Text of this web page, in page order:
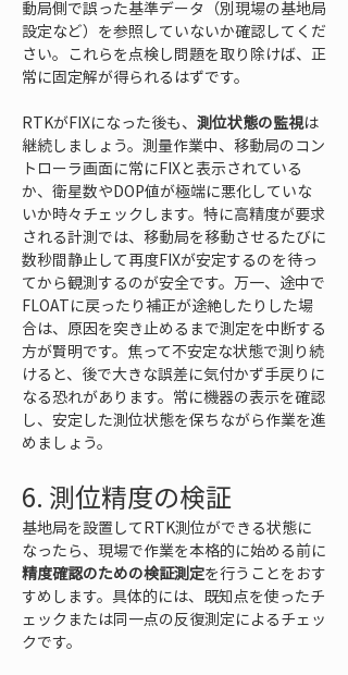
動局側で誤った基準データ（別現場の基地局
設定など）を参照していないか確認してくだ
さい。これらを点検し問題を取り除けば、正
常に固定解が得られるはずです。
RTKがFIXになった後も、 測位状態の監視は
継続しましょう。測量作業中、移動局のコン
トローラ画面に常にFIXと表示されている
か、衛星数やDOP値が極端に悪化していな
いか時々チェックします。特に高精度が要求
される計測では、移動局を移動させるたびに
数秒間静止して再度FIXが安定するのを待っ
てから観測するのが安全です。万一、途中で
FLOATに戻ったり補正が途絶したりした場
合は、原因を突き止めるまで測定を中断する
方が賢明です。焦って不安定な状態で測り続
けると、後で大きな誤差に気付かず手戻りに
なる恐れがあります。常に機器の表示を確認
し、安定した測位状態を保ちながら作業を進
めましょう。
6. 測位精度の検証
基地局を設置してRTK測位ができる状態に
なったら、現場で作業を本格的に始める前に
精度確認のための検証測定を行うことをおす
すめします。具体的には、既知点を使ったチ
ェックまたは同一点の反復測定によるチェッ
クです。